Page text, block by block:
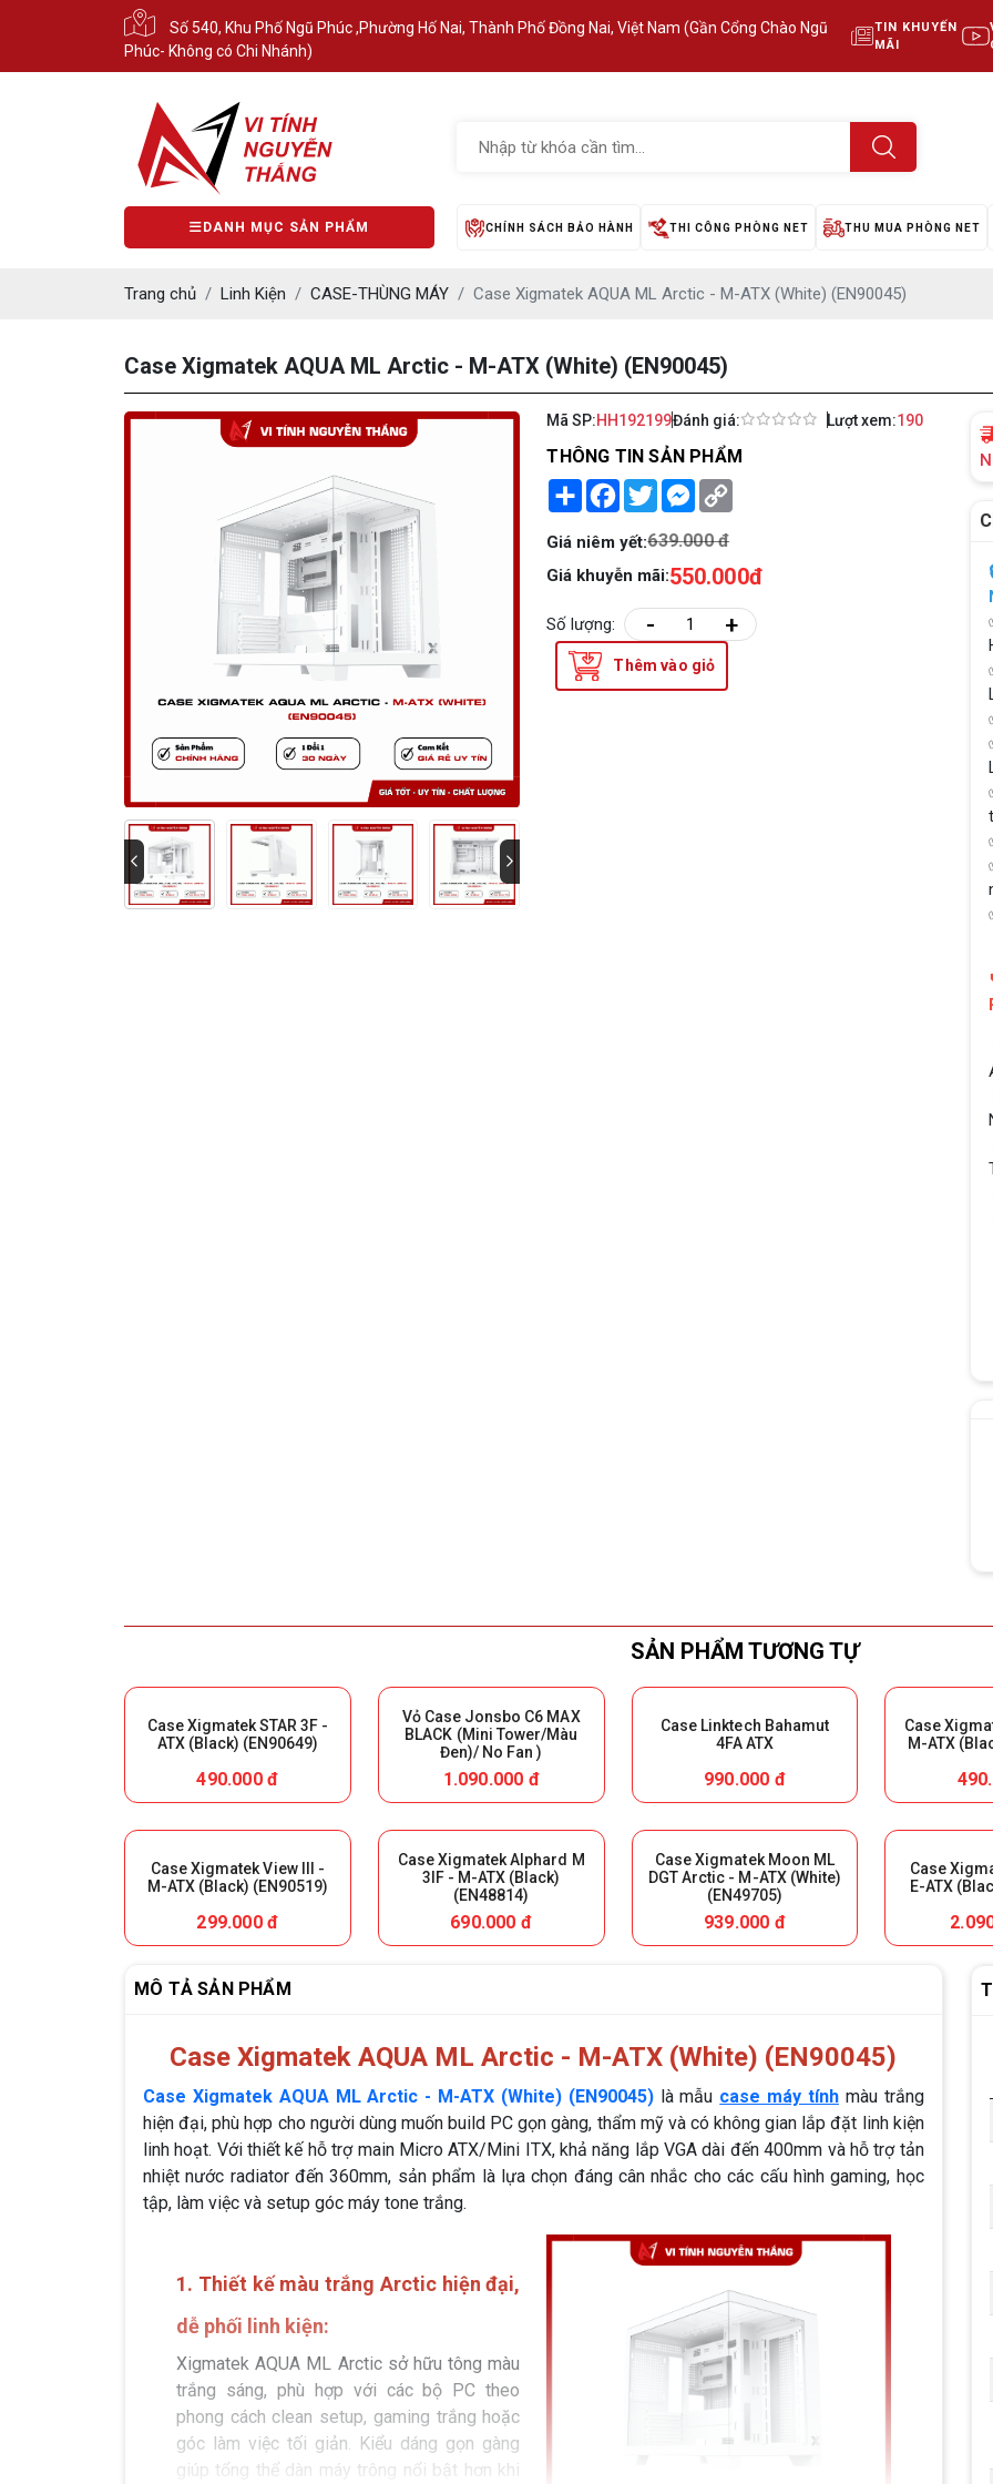
Số 540, Khu Phố Ngũ Phúc ,Phường Hố Nai, Thành Phố Đồng Nai, Việt Nam (Gần Cổng Chào Ngũ
Phúc- Không có Chi Nhánh)
TIN KHUYẾN
MÃI
DANH MỤC SẢN PHẨM CHÍNH SÁCH BẢO HÀNH THI CÔNG PHÒNG NET THU MUA PHÒNG NET
Trang chủ Linh Kiện CASE-THÙNG MÁY Case Xigmatek AQUA ML Arctic - M-ATX (White) (EN90045)
Case Xigmatek AQUA ML Arctic - M-ATX (White) (EN90045)
Mã SP:HH192199Đánh giá: Lượt xem:190
THÔNG TIN SẢN PHẨM
ShareFacebook
TwitterMessenger
Giá niêm yết:639.000 đ
Giá khuyễn mãi:550.000đ
Số lượng: - +
Thêm vào giỏ
SẢN PHẨM TƯƠNG TỰ
Case Xigmatek STAR 3F -
ATX (Black) (EN90649)
490.000 đ
Vỏ Case Jonsbo C6 MAX
BLACK (Mini Tower/Màu
Đen)/ No Fan )
1.090.000 đ
Case Linktech Bahamut
4FA ATX
990.000 đ
Case
M-ATX
Case Xigmatek View III -
M-ATX (Black) (EN90519)
299.000 đ
Case Xigmatek Alphard M
3IF - M-ATX (Black)
(EN48814)
690.000 đ
Case Xigmatek Moon ML
DGT Arctic - M-ATX (White)
(EN49705)
939.000 đ
Case
E-ATX
MÔ TẢ SẢN PHẨM
Case Xigmatek AQUA ML Arctic - M-ATX (White) (EN90045)
Case Xigmatek AQUA ML Arctic - M-ATX (White) (EN90045)là mẫu case máy tínhmàu trắng
hiện đại, phù hợp cho người dùng muốn build PC gọn gàng, thẩm mỹ và có không gian lắp đặt linh kiện
linh hoạt. Với thiết kế hỗ trợ main Micro ATX/Mini ITX, khả năng lắp VGA dài đến 400mm và hỗ trợ tản
nhiệt nước radiator đến 360mm, sản phẩm là lựa chọn đáng cân nhắc cho các cấu hình gaming, học
tập, làm việc và setup góc máy tone trắng.
1. Thiết kế màu trắng Arctic hiện đại,
dễ phối linh kiện:
Xigmatek AQUA ML Arctic sở hữu tông màu
trắng sáng, phù hợp với các bộ PC theo
phong cách clean setup, gaming trắng hoặc
góc làm việc tối giản. Kiểu dáng gọn gàng
giúp tổng thể dàn máy trông nổi bật hơn khi